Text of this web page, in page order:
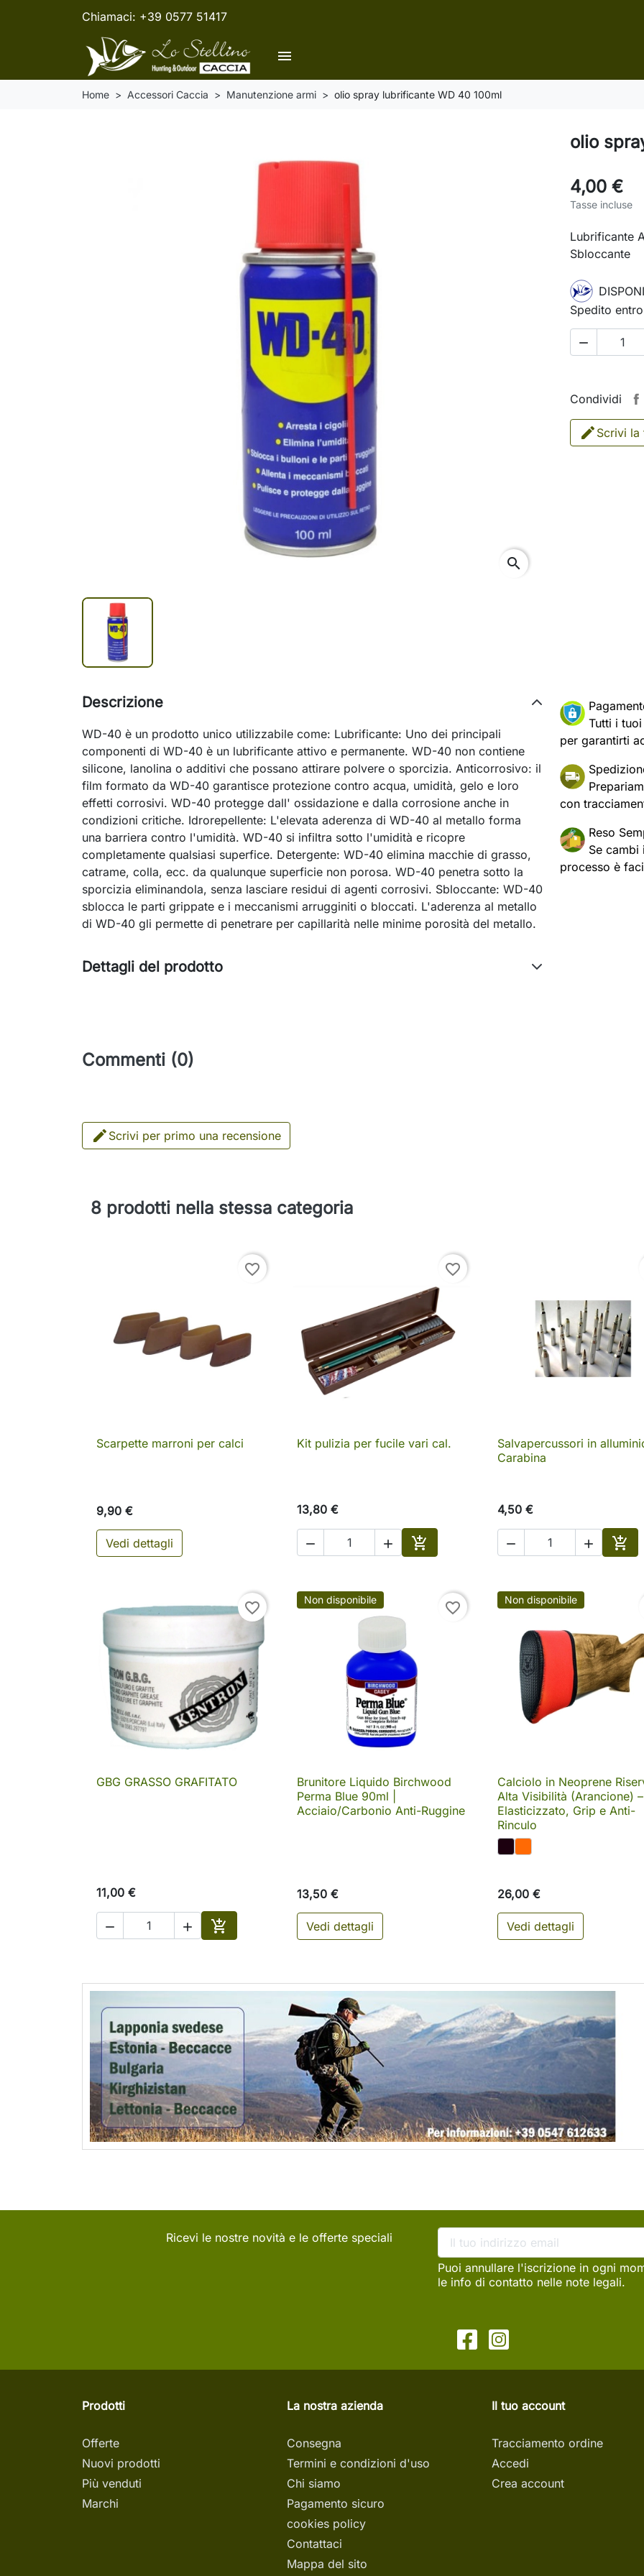
Chiamaci: +39 0577 51417
menu
Home Accessori Caccia Manutenzione armi olio spray lubrificante WD 40 100ml
search
olio
4,00 €
Tasse incluse
Lubrificante
Sbloccante
Spedito

Condividi
Scrivi la
Tutti i
per garantirti
con
Reso
Se
processo è
Descrizione
WD-40 è un prodotto unico utilizzabile come: Lubrificante: Uno dei principali
componenti di WD-40 è un lubrificante attivo e permanente. WD-40 non contiene
silicone, lanolina o additivi che possano attirare polvere o sporcizia. Anticorrosivo: il
film formato da WD-40 garantisce protezione contro acqua, umidità, gelo e loro
effetti corrosivi. WD-40 protegge dall' ossidazione e dalla corrosione anche in
condizioni critiche. Idrorepellente: L'elevata aderenza di WD-40 al metallo forma
una barriera contro l'umidità. WD-40 si infiltra sotto l'umidità e ricopre
completamente qualsiasi superfice. Detergente: WD-40 elimina macchie di grasso,
catrame, colla, ecc. da qualunque superficie non porosa. WD-40 penetra sotto la
sporcizia eliminandola, senza lasciare residui di agenti corrosivi. Sbloccante: WD-40
sblocca le parti grippate e i meccanismi arrugginiti o bloccati. L'aderenza al metallo
di WD-40 gli permette di penetrare per capillarità nelle minime porosità del metallo.
Dettagli del prodotto
Commenti (0)
 Scrivi per primo una recensione
8 prodotti nella stessa categoria
favorite_border
 Anteprima
Scarpette marroni per calci
9,90 €
Vedi dettagli
favorite_border
 Anteprima
Kit pulizia per fucile vari cal.
13,80 €
  
Aggiungi al carrello
 Anteprima
Salvapercussori in
Carabina
4,50 €
  
favorite_border
 Anteprima
GBG GRASSO GRAFITATO
11,00 €
  
Aggiungi al carrello
Non disponibile favorite_border
 Anteprima
Brunitore Liquido Birchwood
Perma Blue 90ml |
Acciaio/Carbonio Anti-Ruggine
13,50 €
Vedi dettagli
Non disponibile
 Anteprima
Calciolo in Neoprene
Alta Visibilità (Arancione) –
Elasticizzato, Grip e Anti-
Rinculo
26,00 €
Vedi dettagli
Ricevi le nostre novità e le offerte speciali
Puoi annullare l'iscrizione in ogni
le info di contatto nelle note legali.
Prodotti
Offerte
Nuovi prodotti
Più venduti
Marchi
La nostra azienda
Consegna
Termini e condizioni d'uso
Chi siamo
Pagamento sicuro
cookies policy
Contattaci
Mappa del sito
Il tuo account
Tracciamento ordine
Accedi
Crea account